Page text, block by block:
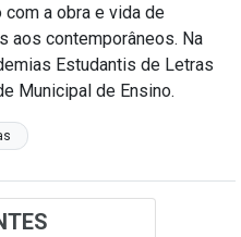
a obra e vida de
aos contemporâneos. Na
Estudantis de Letras
Municipal de Ensino.